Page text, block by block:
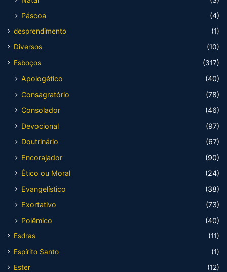
Páscoa
(4)
desprendimento
(1)
Diversos
(10)
Esboços
(317)
Apologético
(40)
Consagratório
(78)
Consolador
(46)
Devocional
(97)
Doutrinário
(67)
Encorajador
(90)
Ético ou Moral
(24)
Evangelístico
(38)
Exortativo
(73)
Polêmico
(40)
Esdras
(11)
Espírito Santo
(1)
Ester
(12)